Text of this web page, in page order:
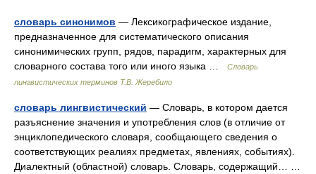
словарь синонимов — Лексикографическое издание,
предназначенное для систематического описания
синонимических групп, рядов, парадигм, характерных для
словарного состава того или иного языка …
Словарь
лингвистических терминов Т.В. Жеребило
словарь лингвистический — Словарь, в котором дается
разъяснение значения и употребления слов (в отличие от
энциклопедического словаря, сообщающего сведения о
соответствующих реалиях предметах, явлениях, событиях).
Диалектный (областной) словарь. Словарь, содержащий… …